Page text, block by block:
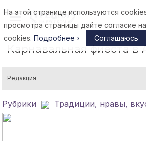
Карнавальная фиеста в
Редакция
Рубрики Традиции, нравы,
На этой странице используются
просмотра страницы дайте согласие
cookies. Подробнее › Соглашаюсь